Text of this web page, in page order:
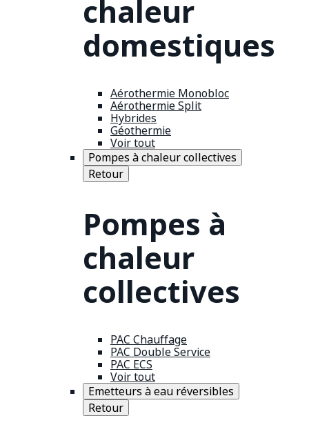
chaleur
domestiques
Aérothermie Monobloc
Aérothermie Split
Hybrides
Géothermie
Voir tout
Pompes à chaleur collectives
Retour
Pompes à
chaleur
collectives
PAC Chauffage
PAC Double Service
PAC ECS
Voir tout
Emetteurs à eau réversibles
Retour